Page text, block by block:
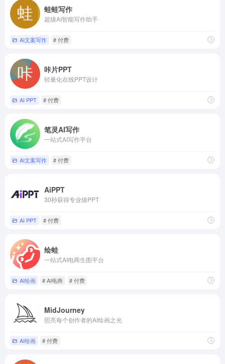
蛙蛙写作
超级AI智能写作助手
AI文案写作 # 付费
咔片PPT
轻量化在线PPT设计
AI PPT # 付费
笔灵AI写作
一站式AI写作平台
AI文案写作 # 付费
AiPPT
30秒获得专业级PPT
AI PPT # 付费
绘蛙
一站式AI电商生图平台
AI绘画 # AI电商 # 付费
MidJourney
照亮每个创作者的AI绘画之光
AI绘画 # 付费